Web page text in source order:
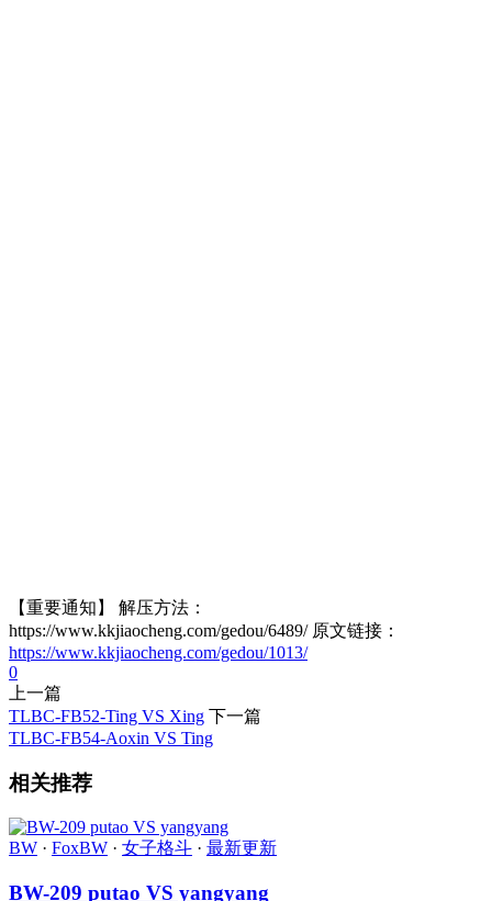
【重要通知】 解压方法：
https://www.kkjiaocheng.com/gedou/6489/ 原文链接：
https://www.kkjiaocheng.com/gedou/1013/
0
上一篇
TLBC-FB52-Ting VS Xing 下一篇
TLBC-FB54-Aoxin VS Ting
相关推荐
BW · FoxBW · 女子格斗 · 最新更新
BW-209 putao VS yangyang